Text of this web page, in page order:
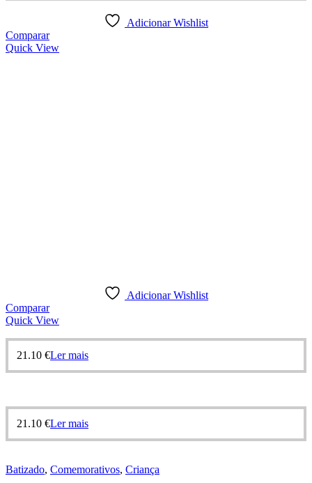
Adicionar Wishlist
Comparar
Quick View
Adicionar Wishlist
Comparar
Quick View
21.10 €Ler mais
21.10 €Ler mais
Batizado, Comemorativos, Criança